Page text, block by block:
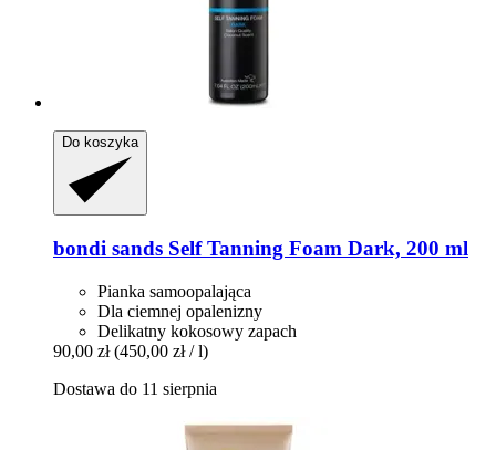
Do koszyka
bondi sands Self Tanning Foam Dark, 200 ml
Pianka samoopalająca
Dla ciemnej opalenizny
Delikatny kokosowy zapach
90,00 zł (450,00 zł / l)
Dostawa do 11 sierpnia